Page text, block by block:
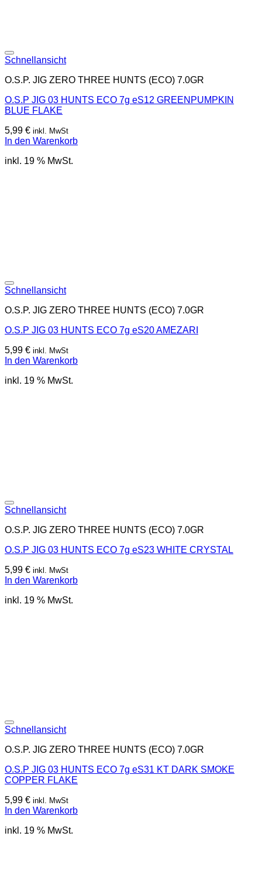
Schnellansicht
O.S.P. JIG ZERO THREE HUNTS (ECO) 7.0GR
O.S.P JIG 03 HUNTS ECO 7g eS12 GREENPUMPKIN
BLUE FLAKE
5,99 € inkl. MwSt
In den Warenkorb
inkl. 19 % MwSt.
Schnellansicht
O.S.P. JIG ZERO THREE HUNTS (ECO) 7.0GR
O.S.P JIG 03 HUNTS ECO 7g eS20 AMEZARI
5,99 € inkl. MwSt
In den Warenkorb
inkl. 19 % MwSt.
Schnellansicht
O.S.P. JIG ZERO THREE HUNTS (ECO) 7.0GR
O.S.P JIG 03 HUNTS ECO 7g eS23 WHITE CRYSTAL
5,99 € inkl. MwSt
In den Warenkorb
inkl. 19 % MwSt.
Schnellansicht
O.S.P. JIG ZERO THREE HUNTS (ECO) 7.0GR
O.S.P JIG 03 HUNTS ECO 7g eS31 KT DARK SMOKE
COPPER FLAKE
5,99 € inkl. MwSt
In den Warenkorb
inkl. 19 % MwSt.